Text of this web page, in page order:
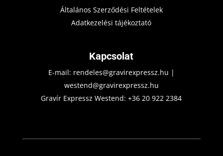
Általános Szerződési Feltételek
Adatkezelési tájékoztató
Kapcsolat
E-mail: rendeles@gravirexpressz.hu |
westend@gravirexpressz.hu
Gravír Expressz Westend:+36 20 922 2384